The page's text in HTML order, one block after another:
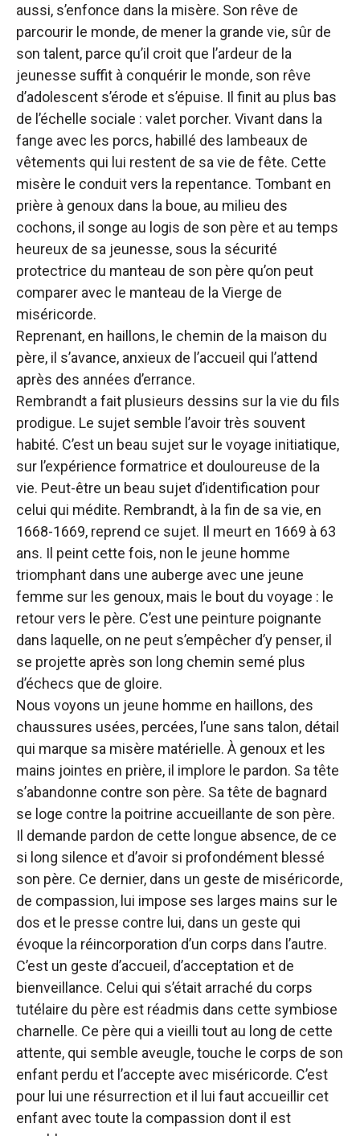
aussi, s’enfonce dans la misère. Son rêve de
parcourir le monde, de mener la grande vie, sûr de
son talent, parce qu’il croit que l’ardeur de la
jeunesse suffit à conquérir le monde, son rêve
d’adolescent s’érode et s’épuise. Il finit au plus bas
de l’échelle sociale : valet porcher. Vivant dans la
fange avec les porcs, habillé des lambeaux de
vêtements qui lui restent de sa vie de fête. Cette
misère le conduit vers la repentance. Tombant en
prière à genoux dans la boue, au milieu des
cochons, il songe au logis de son père et au temps
heureux de sa jeunesse, sous la sécurité
protectrice du manteau de son père qu’on peut
comparer avec le manteau de la Vierge de
miséricorde.
Reprenant, en haillons, le chemin de la maison du
père, il s’avance, anxieux de l’accueil qui l’attend
après des années d’errance.
Rembrandt a fait plusieurs dessins sur la vie du fils
prodigue. Le sujet semble l’avoir très souvent
habité. C’est un beau sujet sur le voyage initiatique,
sur l’expérience formatrice et douloureuse de la
vie. Peut-être un beau sujet d’identification pour
celui qui médite. Rembrandt, à la fin de sa vie, en
1668-1669, reprend ce sujet. Il meurt en 1669 à 63
ans. Il peint cette fois, non le jeune homme
triomphant dans une auberge avec une jeune
femme sur les genoux, mais le bout du voyage : le
retour vers le père. C’est une peinture poignante
dans laquelle, on ne peut s’empêcher d’y penser, il
se projette après son long chemin semé plus
d’échecs que de gloire.
Nous voyons un jeune homme en haillons, des
chaussures usées, percées, l’une sans talon, détail
qui marque sa misère matérielle. À genoux et les
mains jointes en prière, il implore le pardon. Sa tête
s’abandonne contre son père. Sa tête de bagnard
se loge contre la poitrine accueillante de son père.
Il demande pardon de cette longue absence, de ce
si long silence et d’avoir si profondément blessé
son père. Ce dernier, dans un geste de miséricorde,
de compassion, lui impose ses larges mains sur le
dos et le presse contre lui, dans un geste qui
évoque la réincorporation d’un corps dans l’autre.
C’est un geste d’accueil, d’acceptation et de
bienveillance. Celui qui s’était arraché du corps
tutélaire du père est réadmis dans cette symbiose
charnelle. Ce père qui a vieilli tout au long de cette
attente, qui semble aveugle, touche le corps de son
enfant perdu et l’accepte avec miséricorde. C’est
pour lui une résurrection et il lui faut accueillir cet
enfant avec toute la compassion dont il est